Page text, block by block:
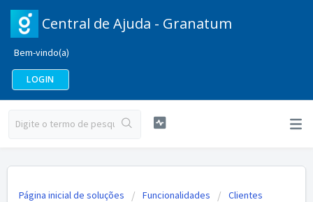
Central de Ajuda - Granatum
Bem-vindo(a)
LOGIN
Página inicial de soluções Funcionalidades Clientes